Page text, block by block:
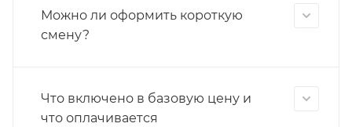
Можно ли оформить короткую
смену?
Что включено в базовую цену и
что оплачивается